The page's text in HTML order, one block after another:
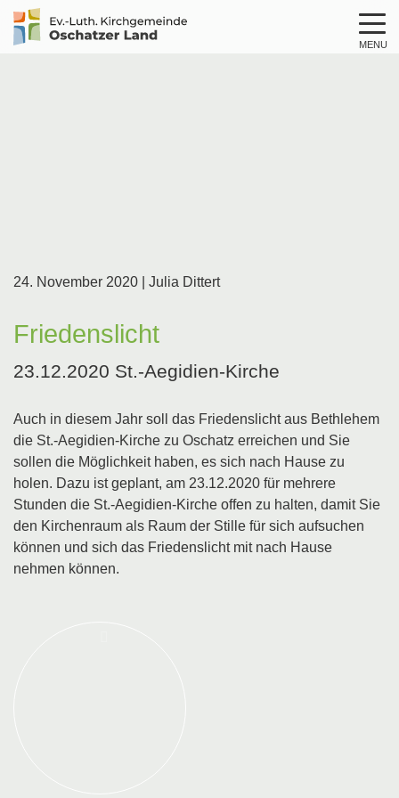
MENU
24. November 2020 | Julia Dittert
Friedenslicht
23.12.2020 St.-Aegidien-Kirche
Auch in diesem Jahr soll das Friedenslicht aus Bethlehem
die St.-Aegidien-Kirche zu Oschatz erreichen und Sie
sollen die Möglichkeit haben, es sich nach Hause zu
holen. Dazu ist geplant, am 23.12.2020 für mehrere
Stunden die St.-Aegidien-Kirche offen zu halten, damit Sie
den Kirchenraum als Raum der Stille für sich aufsuchen
können und sich das Friedenslicht mit nach Hause
nehmen können.